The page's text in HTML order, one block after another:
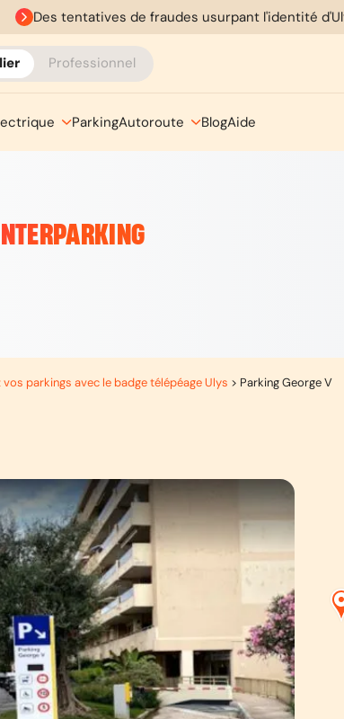
Des tentatives de fraudes usurpant l'identité
Professionnel
ParkingAutoroute BlogAide
vos parkings avec le badge télépéage Ulys > Parking George V